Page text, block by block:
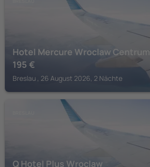
Hotel Mercure Wroclaw Centrum
195 €
Breslau , 26 August 2026, 2 Nächte
Q Hotel Plus Wroclaw